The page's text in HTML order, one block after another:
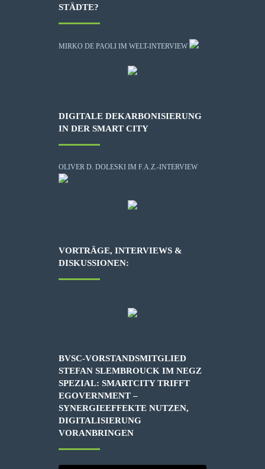
STÄDTE?
MIRKO DE PAOLI IM WELT-INTERVIEW
DIGITALE DEKARBONISIERUNG
IN DER SMART CITY
OLIVER D. DOLESKI IM F.A.Z.-INTERVIEW
VORTRÄGE, INTERVIEWS &
DISKUSSIONEN:
BVSC-VORSTANDSMITGLIED
STEFAN SLEMBROUCK IM NEGZ
SPEZIAL: SMARTCITY TRIFFT
EGOVERNMENT –
SYNERGIEEFFEKTE NUTZEN,
DIGITALISIERUNG
VORANBRINGEN